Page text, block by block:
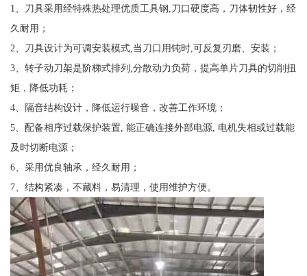
1
刀具采用经特殊热处理优质工具钢 刀口硬度高，刀体韧性好，经
久耐用 ；
2
刀具设计为可调安装模式, 当刀口用钝时, 可反复刃磨、安装 ；
3、 转子动刀架是阶梯式排列 分散动力负荷，提高单片刀具的切削扭
矩，降低功耗 ；
4、 隔音结构设计，降低运行噪音，改善工作环境 ；
5、 配备相序过载保护装置, 能正确连接外部电源, 电机失相或过载能
及时切断电源；
6、采用优良轴承，经久耐用；
7、结构紧凑，不藏料，易清理，使用维护方便。